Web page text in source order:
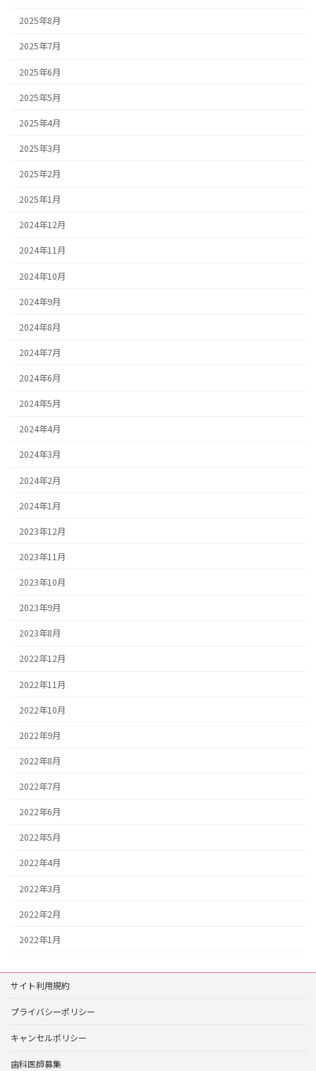
2025年8月
2025年7月
2025年6月
2025年5月
2025年4月
2025年3月
2025年2月
2025年1月
2024年12月
2024年11月
2024年10月
2024年9月
2024年8月
2024年7月
2024年6月
2024年5月
2024年4月
2024年3月
2024年2月
2024年1月
2023年12月
2023年11月
2023年10月
2023年9月
2023年8月
2022年12月
2022年11月
2022年10月
2022年9月
2022年8月
2022年7月
2022年6月
2022年5月
2022年4月
2022年3月
2022年2月
2022年1月
サイト利用規約
プライバシーポリシー
キャンセルポリシー
歯科医師募集